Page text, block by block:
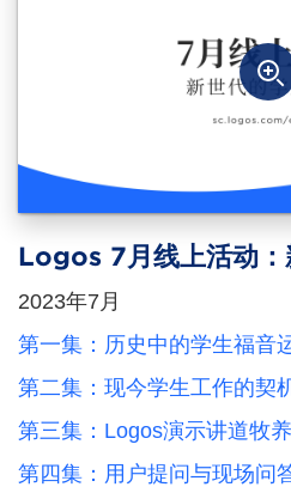
Logos 7月线上活动：
2023年7月
第一集：历史中的学生福音
第二集：现今学生工作的契
第三集：Logos演示讲道牧
第四集：用户提问与现场问